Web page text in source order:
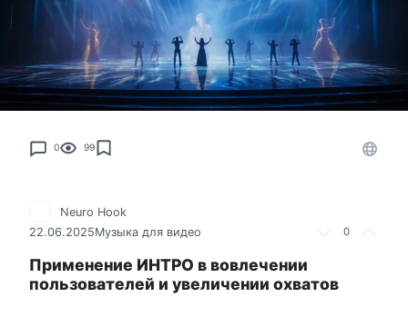
0 99
0
Neuro Hook
22.06.2025Музыка для видео
Применение ИНТРО в вовлечении
пользователей и увеличении охватов